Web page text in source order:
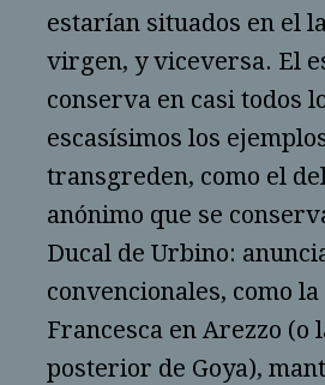
estarían situados en el
virgen, y viceversa. El
conserva en casi todos
escasísimos los
transgreden, como el
anónimo que se
Ducal de Urbino:
convencionales, como
Francesca en Arezzo (o
posterior de Goya),